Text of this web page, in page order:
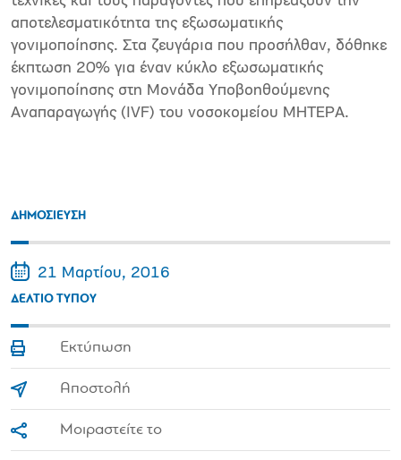
αποτελεσματικότητα της εξωσωματικής
γονιμοποίησης. Στα ζευγάρια που προσήλθαν, δόθηκε
έκπτωση 20% για έναν κύκλο εξωσωματικής
γονιμοποίησης στη Μονάδα Υποβοηθούμενης
Αναπαραγωγής (IVF) του νοσοκομείου ΜΗΤΕΡΑ.
ΔΗΜΟΣΙΕΥΣΗ
21 Μαρτίου, 2016
ΔΕΛΤΙΟ ΤΥΠΟΥ
Εκτύπωση
Αποστολή
Μοιραστείτε το